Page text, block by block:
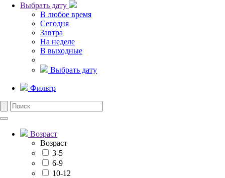
Выбрать дату
В любое время
Сегодня
Завтра
На неделе
В выходные
Выбрать дату
Фильтр
Возраст
Возраст
3-5
6-9
10-12